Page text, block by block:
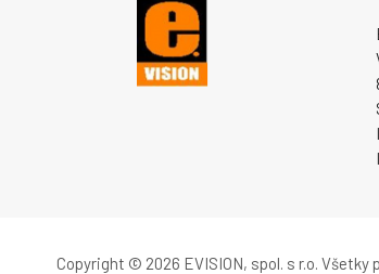
Copyright © 2026 EVISION, spol. s r.o. Všetky